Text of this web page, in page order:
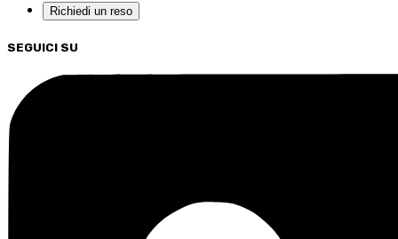
Richiedi un reso
SEGUICI SU